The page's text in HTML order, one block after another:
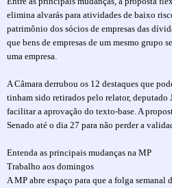
elimina alvarás para atividades de baixo
patrimônio dos sócios de empresas das
que bens de empresas de um mesmo grupo
uma empresa.
A Câmara derrubou os 12 destaques que
tinham sido retirados pelo relator, deputado
facilitar a aprovação do texto-base. A
Senado até o dia 27 para não perder a
Entenda as principais mudanças na MP
Trabalho aos domingos
A MP abre espaço para que a folga semanal